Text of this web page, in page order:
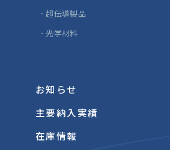
超伝導製品
光学材料
お知らせ
主要納入実績
在庫情報